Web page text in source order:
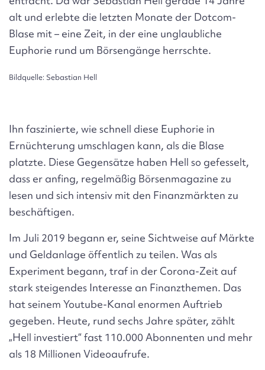
alt und erlebte die letzten Monate der Dotcom-
Blase mit – eine Zeit, in der eine unglaubliche
Euphorie rund um Börsengänge herrschte.
Bildquelle: Sebastian Hell
Ihn faszinierte, wie schnell diese Euphorie in
Ernüchterung umschlagen kann, als die Blase
platzte. Diese Gegensätze haben Hell so gefesselt,
dass er anfing, regelmäßig Börsenmagazine zu
lesen und sich intensiv mit den Finanzmärkten zu
beschäftigen.
Im Juli 2019 begann er, seine Sichtweise auf Märkte
und Geldanlage öffentlich zu teilen. Was als
Experiment begann, traf in der Corona-Zeit auf
stark steigendes Interesse an Finanzthemen. Das
hat seinem Youtube-Kanal enormen Auftrieb
gegeben. Heute, rund sechs Jahre später, zählt
„Hell investiert“ fast 110.000 Abonnenten und mehr
als 18 Millionen Videoaufrufe.